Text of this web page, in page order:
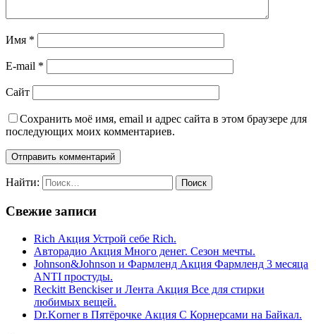
Имя *
E-mail *
Сайт
Сохранить моё имя, email и адрес сайта в этом браузере для
последующих моих комментариев.
Найти:
Свежие записи
Rich Акция Устрой себе Rich.
Авторадио Акция Много денег. Сезон мечты.
Johnson&Johnson и Фармленд Акция Фармленд 3 месяца
ANTI простуды.
Reckitt Benckiser и Лента Акция Все для стирки
любимых вещей.
Dr.Korner в Пятёрочке Акция С Корнерсами на Байкал.